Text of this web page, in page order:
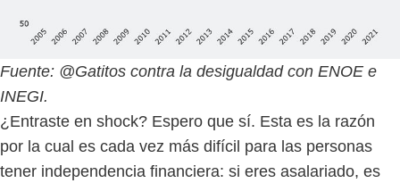
Fuente: @Gatitos contra la desigualdad con ENOE e
INEGI.
¿Entraste en shock? Espero que sí. Esta es la razón
por la cual es cada vez más difícil para las personas
tener independencia financiera: si eres asalariado, es